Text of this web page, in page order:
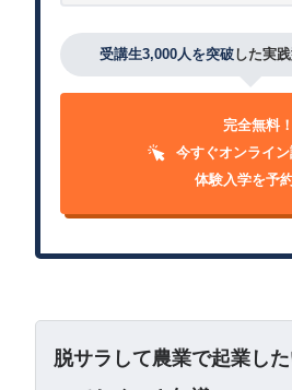
受講生3,000人を突破 した実
完全無料！
今すぐオンライ
体験入学を予
脱サラして農業で起業し